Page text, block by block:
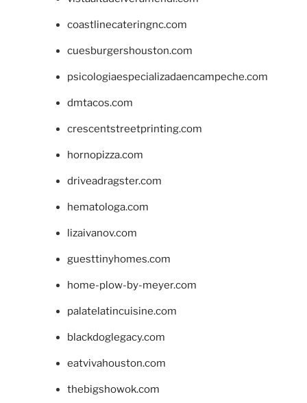
coastlinecateringnc.com
cuesburgershouston.com
psicologiaespecializadaencampeche.com
dmtacos.com
crescentstreetprinting.com
hornopizza.com
driveadragster.com
hematologa.com
lizaivanov.com
guesttinyhomes.com
home-plow-by-meyer.com
palatelatincuisine.com
blackdoglegacy.com
eatvivahouston.com
thebigshowok.com